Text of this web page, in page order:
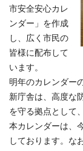
市安全安心カレ
ンダー」を作成
し、広く市民の
皆様に配布して
います。
明年のカレンダー
新庁舎は、高度な
を守る拠点として
本カレンダーは、
しております。な